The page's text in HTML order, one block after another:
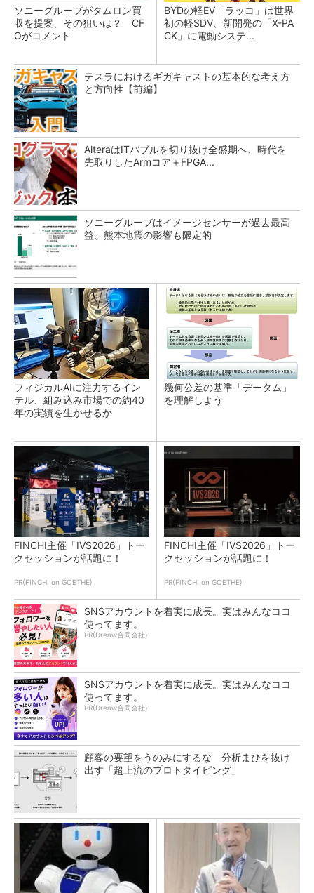
ソニーグループがタムロン買
収を提案、その狙いは？ CF
Oがコメント
BYDの軽EV「ラッコ」は世界
初の軽SDV、新開発の「X-PA
CK」に電動システ...
テスラにおけるギガキャストの基本的な考え方
と方向性【前編】
AlteraはITバブルを切り抜け全盛期へ、時代を
先取りしたArmコア＋FPGA...
ソニーグループはイメージセンサーが過去最高
益、熊本地震の影響も限定的
フィジカルAIに注力するイン
テル、組み込み市場での約40
年の実績を生かせるか
幾何公差の基準「データム」
を理解しよう
FINCHI主催「IVS2026」トー
クセッションが話題に！
PR(FINCHI on GOETHE)
FINCHI主催「IVS2026」トー
クセッションが話題に！
PR(FINCHI on GOETHE)
SNSアカウントを着実に成長。実はみんなココ
使ってます。
PR(Dreaw合同会社)
SNSアカウントを着実に成長。実はみんなココ
使ってます。
PR(Dreaw合同会社)
顧客の要望をうのみにするな 分析まひを抜け
出す「超上流のプロトタイピング」